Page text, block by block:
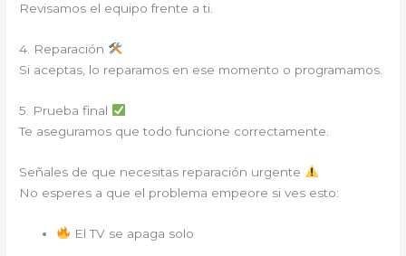
Revisamos el equipo frente a ti.
4. Reparación
Si aceptas, lo reparamos en ese momento o programamos.
5. Prueba final
Te aseguramos que todo funcione correctamente.
Señales de que necesitas reparación urgente
No esperes a que el problema empeore si ves esto:
El TV se apaga solo